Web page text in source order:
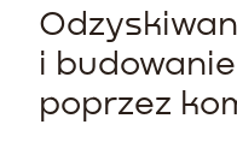
i
poprzez